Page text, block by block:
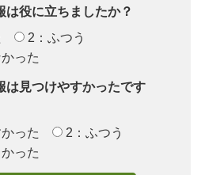
は役に立ちましたか？
2：ふつう
った
は見つけやすかったです
った
2：ふつう
った